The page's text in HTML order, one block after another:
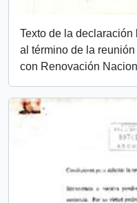
Texto de la
al término de la
con Renovación